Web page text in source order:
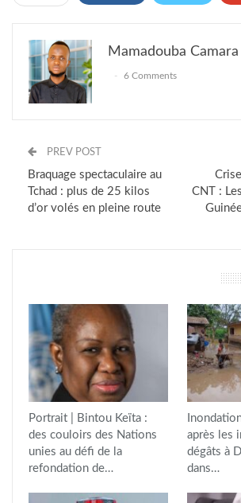
Mamadouba Camara
6 Comments
PREV POST
Braquage spectaculaire au
Tchad : plus de 25 kilos
d’or volés en pleine route
CNT :
Portrait | Bintou Keïta :
des couloirs des Nations
unies au défi de la
refondation de…
après les
dégâts à
dans…